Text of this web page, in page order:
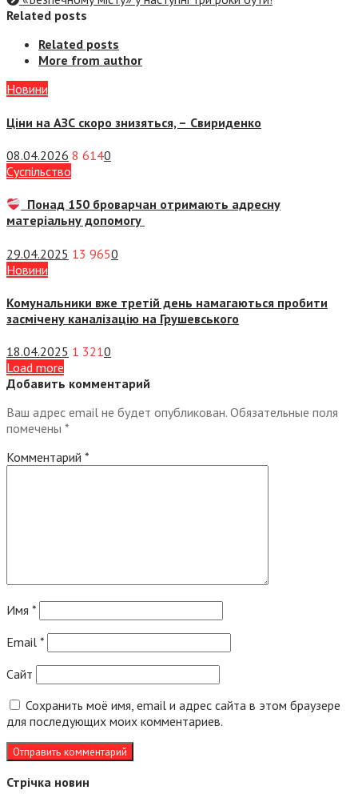
Related posts
Related posts
More from author
Новини
Ціни на АЗС скоро знизяться, – Свириденко
08.04.2026 8 6140
Суспiльство
Понад 150 броварчан отримають адресну
матеріальну допомогу
29.04.2025 13 9650
Новини
Комунальники вже третій день намагаються пробити
засмічену каналізацію на Грушевського
18.04.2025 1 3210
Load more
Добавить комментарий
Ваш адрес email не будет опубликован. Обязательные поля
помечены *
Комментарий *
Имя *
Email *
Сайт
Сохранить моё имя, email и адрес сайта в этом браузере
для последующих моих комментариев.
Стрічка новин